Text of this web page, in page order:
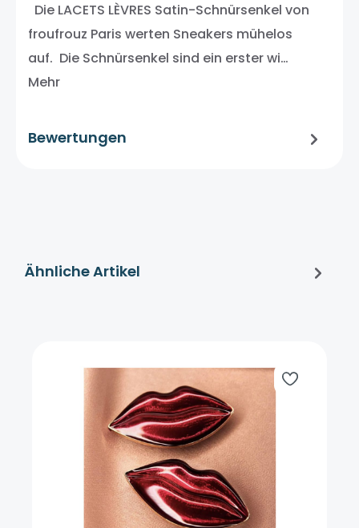
Die LACETS LÈVRES Satin-Schnürsenkel von
froufrouz Paris werten Sneakers mühelos
auf. Die Schnürsenkel sind ein erster wi…
Mehr
Bewertungen
Ähnliche Artikel